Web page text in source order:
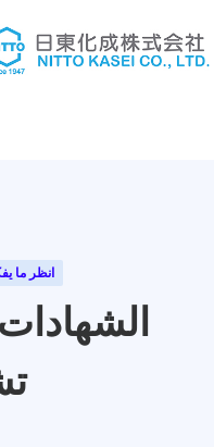
انظر ما